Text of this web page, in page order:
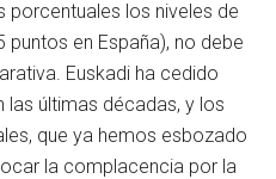
porcentuales los niveles de
en España), no debe
Euskadi ha cedido
últimas décadas, y los
que ya hemos esbozado
la complacencia por la